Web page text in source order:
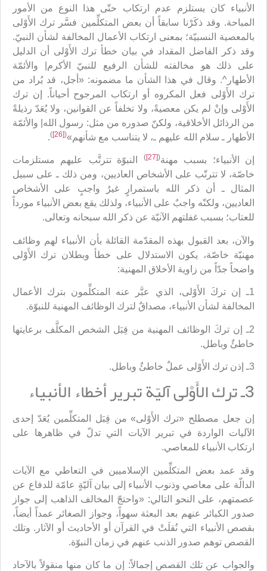
الأنبياء كان يستلزم عدم ارتكاب حتّى هذا النوع من الأمور
المباحة. وقد ذكَرْنا سابقاً أن بعض المتكلِّمين فسَّر ترك الأَوْلى
بالمعصية النسبيّة؛ بمعنى ارتكاب الأعمال المخالفة لشأن النبيّ.
وقد ذكر الفاضل المقداد في بيان خطأ ترك الأَوْلى أن الدليل
على ذلك هو مخالفته للشأن الرفيع للنبيّ الأكرم| والأئمّة
الأطهار^. وقال في هذا الشأن ما مضمونه: «أجل، قد يُراد من
ترك الأَوْلى فعل المكروه أو ارتكاب المرجوح أحياناً. إن ترك
الأَوْلى وإنْ لم يكن معصيةً، ولا تخلفاً عن القوانين، ولا يُعَدّ رذيلةً
من الرذائل الأخلاقية، ولكنّ صدوره من مثل: رسول الله| والأئمّة
الأطهار ـ سلام الله عليهم ـ، لا يتناسب مع شأنهم»(
[26]
)
.
إن الأنبياء؛ بسبب مهنة(
[27]
)
النبوّة تترتَّب عليهم مستلزمات
خاصّة، لا تترتّب على الأشخاص العاديين، ومن ذلك ـ على سبيل
المثال ـ أن ذكر الله باستمرارٍ غيرُ واجبٍ على الأشخاص
العاديين، ولكنّه واجبٌ على الأنبياء، ولذلك يقع بعض الأنبياء مورداً
للعتاب؛ بسبب غفلتهم الآنيّة عن ذكر الله سبحانه وتعالى.
والآن، بعد القبول بهذه المقدّمة القائلة بأن الأنبياء لهم وظائف
مهنيّة خاصّة، يكون الاستدلال على خطأ وبطلان ترك الأَوْلى
واضحاً جدّاً من زاوية الأخلاق المهنية:
1ـ إن تركَ الأَوْلى، الذي عبَّر عنه المتكلِّمون بترك الأعمال
المخالفة لشأن الأنبياء، مصداقٌ لترك الوظائف المهنية للنبوّة.
2ـ إن تركَ الوظائف المهنية من قِبَل الشخص المكلَّف برعايتها
خاطئٌ وباطل.
3ـ إذن ترك الأَوْلى عملٌ خاطئٌ وباطل.
3ـ ترك الأَوْلى آليّة تبرير أخطاء الأنبياء
إن جعل مصطلح «ترك الأَوْلى» من قِبَل المتكلِّمين يُعَدّ إحدى
الآليات الواردة في تبرير الآيات التي تدلّ في ظاهرها على
ارتكاب الأنبياء للمعاصي.
وقد عمد بعض المتكلِّمين الإسلاميين في التعاطي مع الآيات
الدالّة على معاصي وذنوب الأنبياء إلى بيان آليّةٍ عامّة للدفاع عن
عصمتهم، على النحو التالي: «واحتجّ المخالف الذاهب إلى جواز
صدور الكبائر عنهم بعد البعثة سهواً، وجواز الصغائر عمداً أيضاً،
بقصص الأنبياء التي نُقلَتْ في القرآن أو الأحاديث أو الآثار. وتلك
القصص توهم صدور الذنب عنهم في زمان النبوّة.
والجواب عن تلك القصص إجمالاً: إن ما كان منها منقولاً بالآحاد